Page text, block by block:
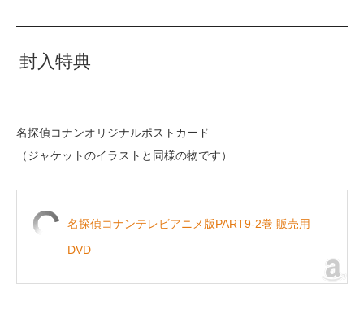
封入特典
名探偵コナンオリジナルポストカード
（ジャケットのイラストと同様の物です）
名探偵コナンテレビアニメ版PART9-2巻 販売用
DVD